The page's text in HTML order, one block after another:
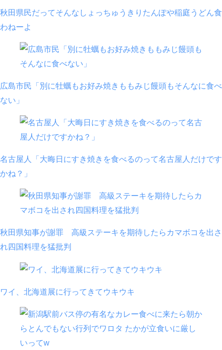
秋田県民だってそんなしょっちゅうきりたんぽや稲庭うどん食
わねーよ
広島市民「別に牡蠣もお好み焼きももみじ饅頭もそんなに食べ
ない」
名古屋人「大晦日にすき焼きを食べるのって名古屋人だけです
かね？」
秋田県知事が謝罪 高級ステーキを期待したらカマボコを出さ
れ四国料理を猛批判
ワイ、北海道展に行ってきてウキウキ